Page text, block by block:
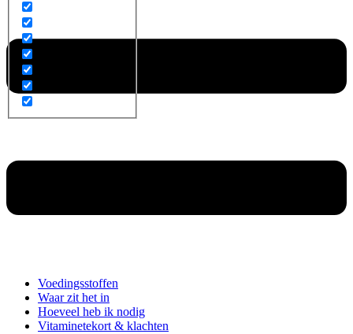
Voedingsstoffen
Waar zit het in
Hoeveel heb ik nodig
Vitaminetekort & klachten